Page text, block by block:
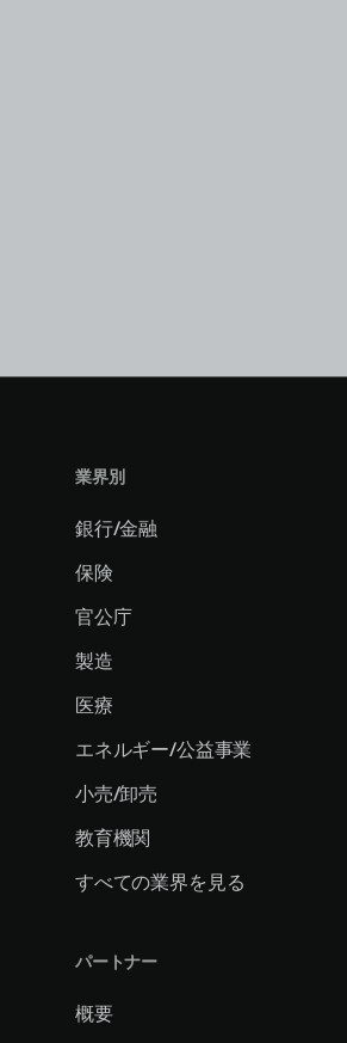
業界別
銀行/金融
保険
官公庁
製造
医療
エネルギー/公益事業
小売/卸売
教育機関
すべての業界を見る
パートナー
概要